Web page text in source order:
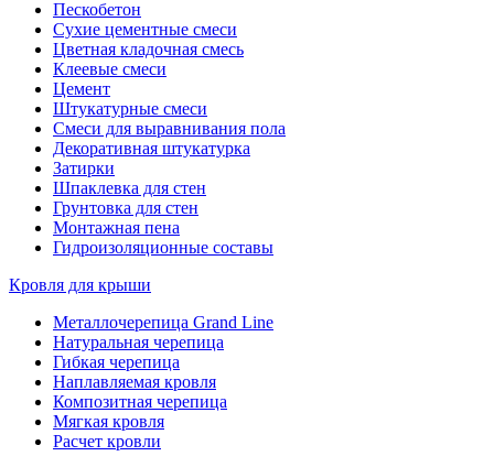
Пескобетон
Сухие цементные смеси
Цветная кладочная смесь
Клеевые смеси
Цемент
Штукатурные смеси
Смеси для выравнивания пола
Декоративная штукатурка
Затирки
Шпаклевка для стен
Грунтовка для стен
Монтажная пена
Гидроизоляционные составы
Кровля для крыши
Металлочерепица Grand Line
Натуральная черепица
Гибкая черепица
Наплавляемая кровля
Композитная черепица
Мягкая кровля
Расчет кровли